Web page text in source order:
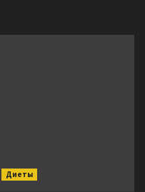
Диеты